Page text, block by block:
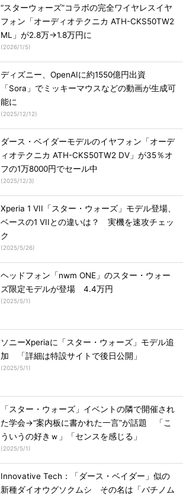
“スターウォーズ”コラボの完全ワイヤレスイヤ
フォン「オーディオテクニカ ATH-CKS50TW2
ML」が2.8万→1.8万円に
(2026/1/5)
ディズニー、OpenAIに約1550億円出資
「Sora」でミッキーマウスなどの動画が生成可
能に
(2025/12/12)
ダース・ベイダーモデルのイヤフォン「オーデ
ィオテクニカ ATH-CKS50TW2 DV」が35％オ
フの1万8000円でセール中
(2025/12/3)
Xperia 1 VII「スター・ウォーズ」モデル登場、
ベースの1 VIIとの違いは？ 実機を速攻チェッ
ク
(2025/5/26)
ヘッドフォン「nwm ONE」のスター・ウォー
ズ限定モデルが登場 4.4万円
(2025/5/1)
ソニーXperiaに「スター・ウォーズ」モデル追
加 「詳細は特設サイトで後日公開」
(2025/5/1)
「スター・ウォーズ」イベントの隣で開催され
た学会→“案内板に書かれた一言”が話題 「こ
ういうの好きｗ」「センスを感じる」
(2025/5/1)
Innovative Tech：「ダース・ベイダー」似の
新種ダイオウグソクムシ その名は「バチノム